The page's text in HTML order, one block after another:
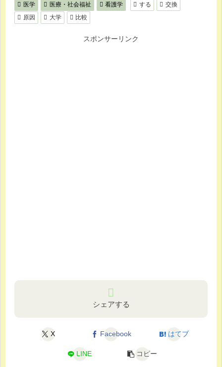
医学 医療・社会福祉 看護学 する
交換
原因
大学 比較
スポンサーリンク
シェアする
X Facebook はてブ
LINE コピー